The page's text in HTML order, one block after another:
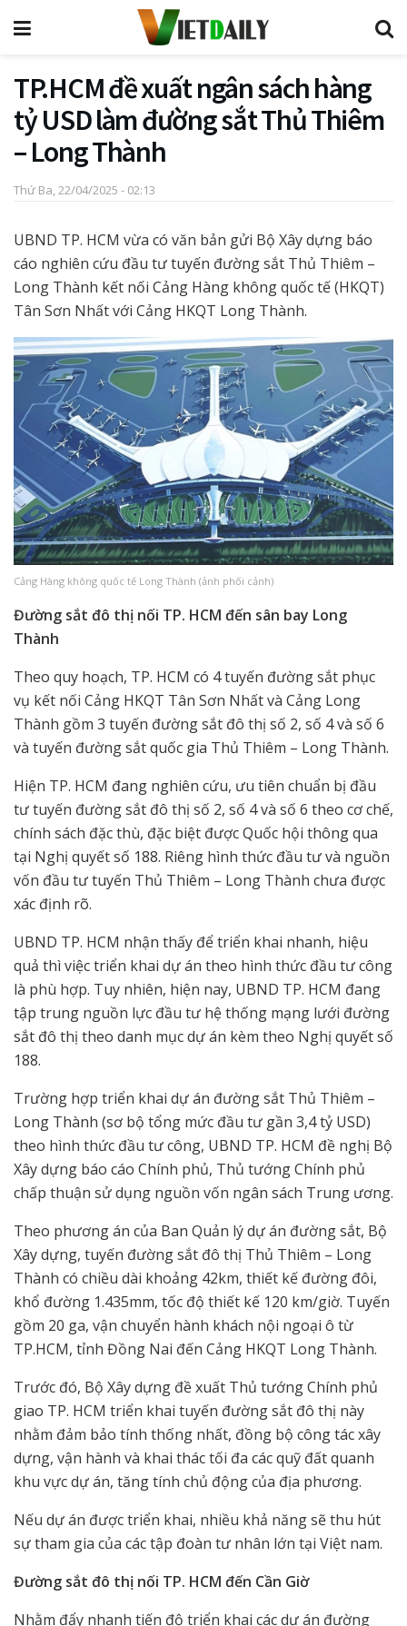
TP.HCM đề xuất ngân sách hàng
tỷ USD làm đường sắt Thủ Thiêm
– Long Thành
Thứ Ba, 22/04/2025 - 02:13
UBND TP. HCM vừa có văn bản gửi Bộ Xây dựng báo
cáo nghiên cứu đầu tư tuyến đường sắt Thủ Thiêm –
Long Thành kết nối Cảng Hàng không quốc tế (HKQT)
Tân Sơn Nhất với Cảng HKQT Long Thành.
Cảng Hàng không quốc tế Long Thành (ảnh phối cảnh)
Đường sắt đô thị nối TP. HCM đến sân bay Long
Thành
Theo quy hoạch, TP. HCM có 4 tuyến đường sắt phục
vụ kết nối Cảng HKQT Tân Sơn Nhất và Cảng Long
Thành gồm 3 tuyến đường sắt đô thị số 2, số 4 và số 6
và tuyến đường sắt quốc gia Thủ Thiêm – Long Thành.
Hiện TP. HCM đang nghiên cứu, ưu tiên chuẩn bị đầu
tư tuyến đường sắt đô thị số 2, số 4 và số 6 theo cơ chế,
chính sách đặc thù, đặc biệt được Quốc hội thông qua
tại Nghị quyết số 188. Riêng hình thức đầu tư và nguồn
vốn đầu tư tuyến Thủ Thiêm – Long Thành chưa được
xác định rõ.
UBND TP. HCM nhận thấy để triển khai nhanh, hiệu
quả thì việc triển khai dự án theo hình thức đầu tư công
là phù hợp. Tuy nhiên, hiện nay, UBND TP. HCM đang
tập trung nguồn lực đầu tư hệ thống mạng lưới đường
sắt đô thị theo danh mục dự án kèm theo Nghị quyết số
188.
Trường hợp triển khai dự án đường sắt Thủ Thiêm –
Long Thành (sơ bộ tổng mức đầu tư gần 3,4 tỷ USD)
theo hình thức đầu tư công, UBND TP. HCM đề nghị Bộ
Xây dựng báo cáo Chính phủ, Thủ tướng Chính phủ
chấp thuận sử dụng nguồn vốn ngân sách Trung ương.
Theo phương án của Ban Quản lý dự án đường sắt, Bộ
Xây dựng, tuyến đường sắt đô thị Thủ Thiêm – Long
Thành có chiều dài khoảng 42km, thiết kế đường đôi,
khổ đường 1.435mm, tốc độ thiết kế 120 km/giờ. Tuyến
gồm 20 ga, vận chuyển hành khách nội ngoại ô từ
TP.HCM, tỉnh Đồng Nai đến Cảng HKQT Long Thành.
Trước đó, Bộ Xây dựng đề xuất Thủ tướng Chính phủ
giao TP. HCM triển khai tuyến đường sắt đô thị này
nhằm đảm bảo tính thống nhất, đồng bộ công tác xây
dựng, vận hành và khai thác tối đa các quỹ đất quanh
khu vực dự án, tăng tính chủ động của địa phương.
Nếu dự án được triển khai, nhiều khả năng sẽ thu hút
sự tham gia của các tập đoàn tư nhân lớn tại Việt nam.
Đường sắt đô thị nối TP. HCM đến Cần Giờ
Nhằm đẩy nhanh tiến độ triển khai các dự án đường